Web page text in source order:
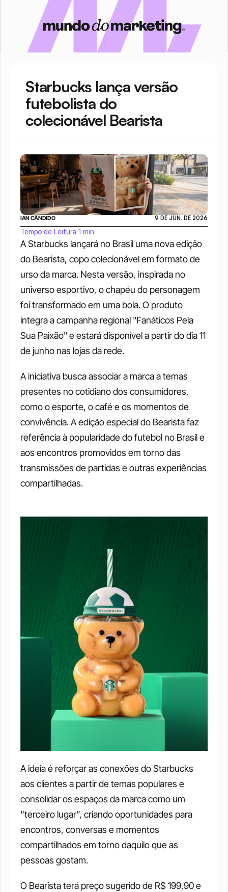
Starbucks lança versão
futebolista do
colecionável Bearista
A Starbucks lançará no Brasil uma nova edição
do Bearista, copo colecionável em formato de
urso da marca. Nesta versão, inspirada no
universo esportivo, o chapéu do personagem
foi transformado em uma bola. O produto
integra a campanha regional "Fanáticos Pela
Sua Paixão" e estará disponível a partir do dia 11
de junho nas lojas da rede.
A iniciativa busca associar a marca a temas
presentes no cotidiano dos consumidores,
como o esporte, o café e os momentos de
convivência. A edição especial do Bearista faz
referência à popularidade do futebol no Brasil e
aos encontros promovidos em torno das
transmissões de partidas e outras experiências
compartilhadas.
A ideia é reforçar as conexões do Starbucks
aos clientes a partir de temas populares e
consolidar os espaços da marca como um
“terceiro lugar”, criando oportunidades para
encontros, conversas e momentos
compartilhados em torno daquilo que as
pessoas gostam.
O Bearista terá preço sugerido de R$ 199,90 e
IAN CÂNDIDO 9 DE JUN. DE 2026
Tempo de Leitura 1 min